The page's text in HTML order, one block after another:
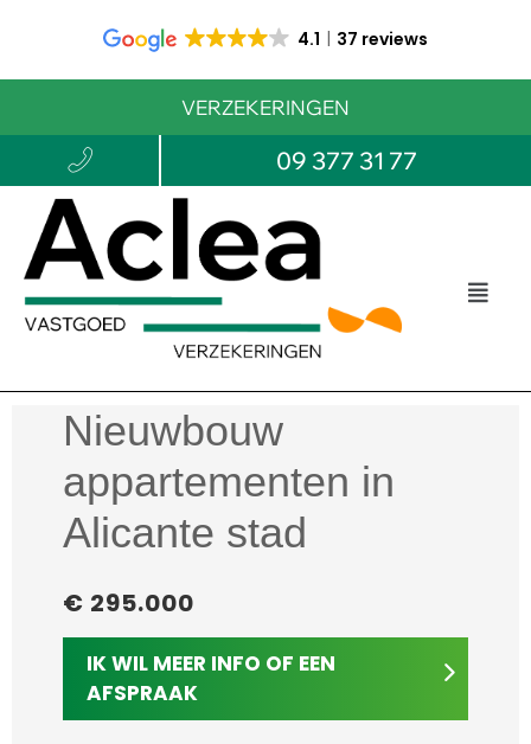
4.1 37 reviews
VERZEKERINGEN
09 377 31 77
Nieuwbouw
appartementen in
Alicante stad
€ 295.000
IK WIL MEER INFO OF EEN
AFSPRAAK